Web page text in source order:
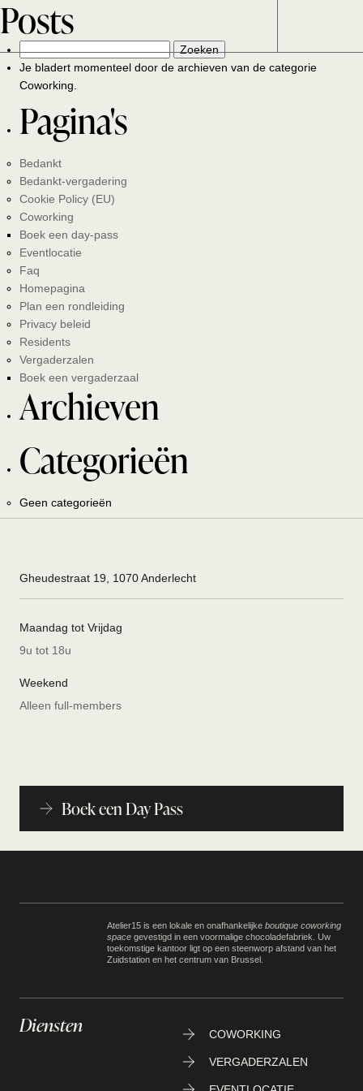
Posts
naar:
Je bladert momenteel door de archieven van de categorie
Coworking.
Pagina's
Bedankt
Bedankt-vergadering
Cookie Policy (EU)
Coworking
Boek een day-pass
Eventlocatie
Faq
Homepagina
Plan een rondleiding
Privacy beleid
Residents
Vergaderzalen
Boek een vergaderzaal
Archieven
Categorieën
Geen categorieën
Boek een Day Pass
Gheudestraat 19, 1070 Anderlecht
Maandag tot Vrijdag
9u tot 18u
Weekend
Alleen full-members
Atelier15 is een lokale en onafhankelijke boutique coworking
space gevestigd in een voormalige chocoladefabriek. Uw
toekomstige kantoor ligt op een steenworp afstand van het
Zuidstation en het centrum van Brussel.
Diensten COWORKING
VERGADERZALEN